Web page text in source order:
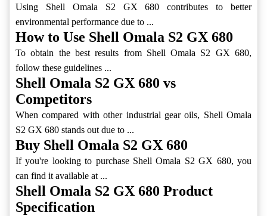
Using Shell Omala S2 GX 680 contributes to better
environmental performance due to ...
How to Use Shell Omala S2 GX 680
To obtain the best results from Shell Omala S2 GX 680,
follow these guidelines ...
Shell Omala S2 GX 680 vs
Competitors
When compared with other industrial gear oils, Shell Omala
S2 GX 680 stands out due to ...
Buy Shell Omala S2 GX 680
If you're looking to purchase Shell Omala S2 GX 680, you
can find it available at ...
Shell Omala S2 GX 680 Product
Specification